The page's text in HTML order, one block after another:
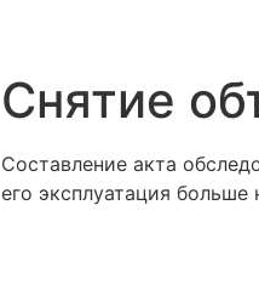
Снятие
Составление акта
его эксплуатация больше